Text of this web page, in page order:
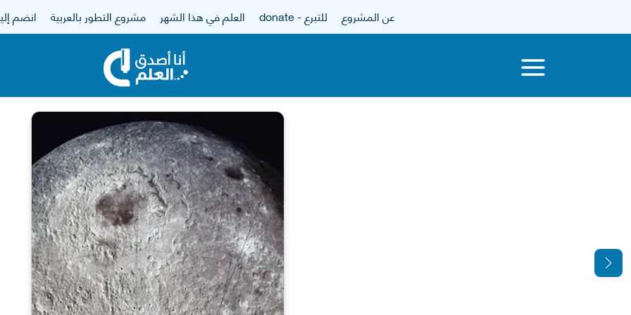
عن المشروع للتبرع - donate العلم في هذا الشهر مشروع التطور بالعربية انضم